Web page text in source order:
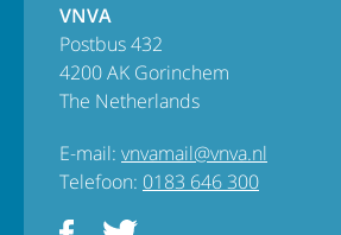
VNVA
Postbus 432
4200 AK Gorinchem
The Netherlands
E-mail: vnvamail@vnva.nl
Telefoon: 0183 646 300